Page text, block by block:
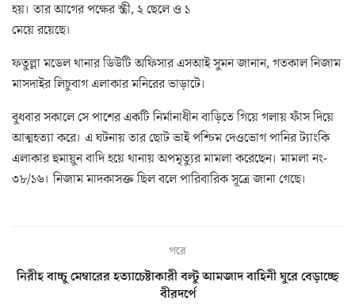
হয়। তার আগের পক্ষের স্ত্রী, ২ ছেলে ও ১
মেয়ে রয়েছে।
ফতুল্লা মডেল থানার ডিউটি অফিসার এসআই সুমন জানান, গতকাল নিজাম
মাসদাইর লিচুবাগ এলাকার মনিরের ভাড়াটে।
বুধবার সকালে সে পাশের একটি নির্মানাধীন বাড়িতে গিয়ে গলায় ফাঁস দিয়ে
আত্মহত্যা করে। এ ঘটনায় তার ছোট ভাই পশ্চিম দেওভোগ পানির ট্যাংকি
এলাকার হুমায়ুন বাদি হয়ে থানায় অপমৃত্যুর মামলা করেছেন। মামলা নং-
৩৮/১৬। নিজাম মাদকাসক্ত ছিল বলে পারিবারিক সূত্রে জানা গেছে।
পরে
নিরীহ বাচ্চু মেম্বারের হত্যাচেষ্টাকারী বল্টু আমজাদ বাহিনী ঘুরে বেড়াচ্ছে
বীরদর্পে